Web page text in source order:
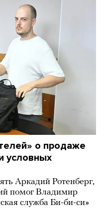
о продаже
условных
Аркадий Ротенберг,
помог Владимир
служба Би-би-си»